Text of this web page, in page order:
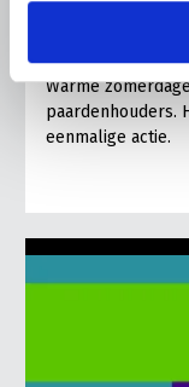
Warmere
voor
Warme
paardenhouders.
eenmalige actie.